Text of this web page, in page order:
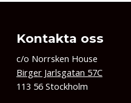
Kontakta oss
c/o Norrsken House
Birger Jarlsgatan 57C
113 56 Stockholm